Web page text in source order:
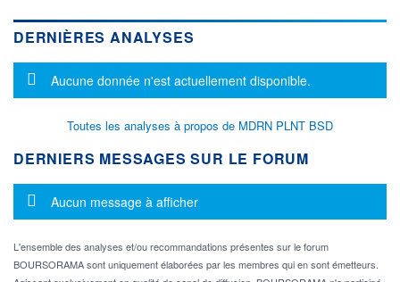
DERNIÈRES ANALYSES
Message d'information
Aucune donnée n'est actuellement disponible.
Toutes les analyses à propos de MDRN PLNT BSD
DERNIERS MESSAGES SUR LE FORUM
Message d'information
Aucun message à afficher
L'ensemble des analyses et/ou recommandations présentes sur le forum
BOURSORAMA sont uniquement élaborées par les membres qui en sont émetteurs.